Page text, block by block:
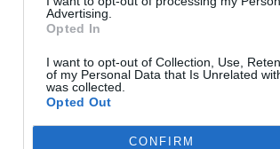
Advertising.
Opted In
I want to opt-out of Collection, Use,
of my Personal Data that Is Unrelated
was collected.
Opted Out
CONFIRM